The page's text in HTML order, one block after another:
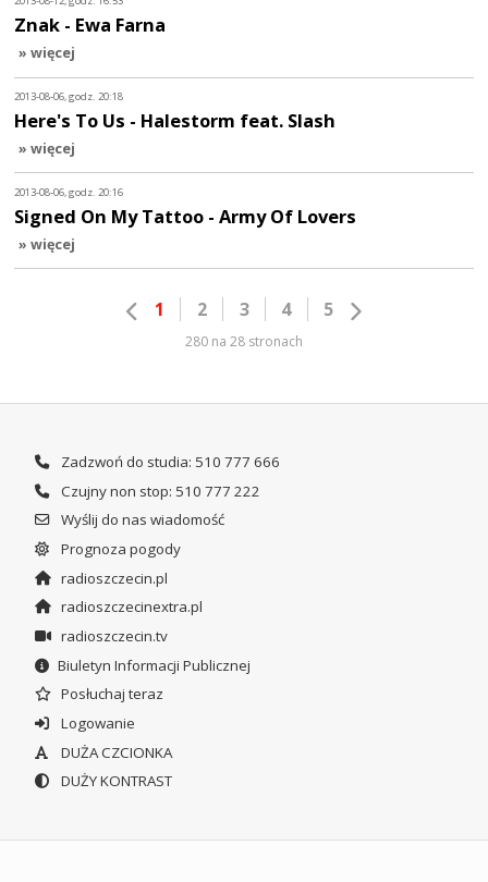
Znak - Ewa Farna
» więcej
2013-08-06, godz. 20:18
Here's To Us - Halestorm feat. Slash
» więcej
2013-08-06, godz. 20:16
Signed On My Tattoo - Army Of Lovers
» więcej
1 2 3 4 5
280 na 28 stronach
Zadzwoń do studia: 510 777 666
Czujny non stop: 510 777 222
Wyślij do nas wiadomość
Prognoza pogody
radioszczecin.pl
radioszczecinextra.pl
radioszczecin.tv
Biuletyn Informacji Publicznej
Posłuchaj teraz
Logowanie
DUŻA CZCIONKA
DUŻY KONTRAST